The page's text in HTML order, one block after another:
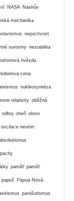
NASA Nashův
mechanika
nepoctivost
suroviny nestabilita
hvězda
Nobelova cena
nukleosyntéza
relativity oběžná
odboj oheň olovo
oscilace neutrin
pachy
paměť paměť
papež Papua Nová-
parašutismus